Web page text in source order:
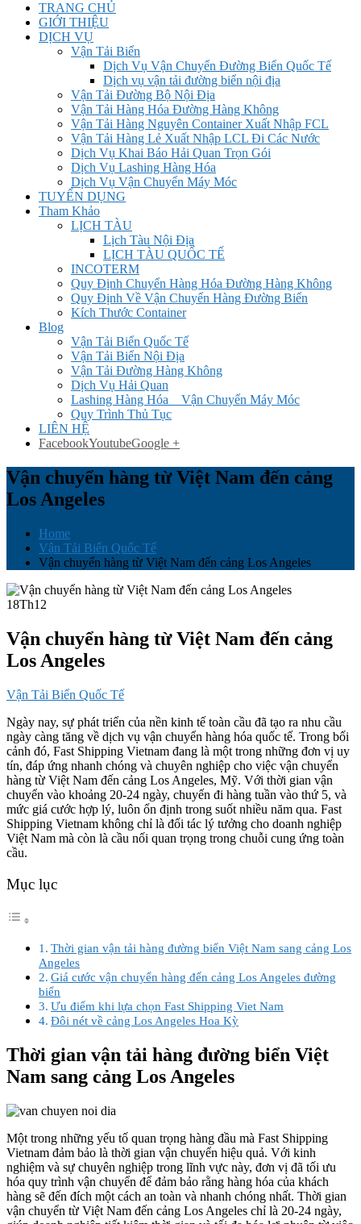
TRANG CHỦ
GIỚI THIỆU
DỊCH VỤ
Vận Tải Biển
Dịch Vụ Vận Chuyển Đường Biển Quốc Tế
Dịch vụ vận tải đường biển nội địa
Vận Tải Đường Bộ Nội Địa
Vận Tải Hàng Hóa Đường Hàng Không
Vận Tải Hàng Nguyên Container Xuất Nhập FCL
Vận Tải Hàng Lẻ Xuất Nhập LCL Đi Các Nước
Dịch Vụ Khai Báo Hải Quan Trọn Gói
Dịch Vụ Lashing Hàng Hóa
Dịch Vụ Vận Chuyển Máy Móc
TUYỂN DỤNG
Tham Khảo
LỊCH TÀU
Lịch Tàu Nội Địa
LỊCH TÀU QUỐC TẾ
INCOTERM
Quy Định Chuyển Hàng Hóa Đường Hàng Không
Quy Định Về Vận Chuyển Hàng Đường Biển
Kích Thước Container
Blog
Vận Tải Biển Quốc Tế
Vận Tải Biển Nội Địa
Vận Tải Đường Hàng Không
Dịch Vụ Hải Quan
Lashing Hàng Hóa _ Vận Chuyển Máy Móc
Quy Trình Thủ Tục
LIÊN HỆ
FacebookYoutubeGoogle +
Vận chuyển hàng từ Việt Nam đến cảng
Los Angeles
Home
Vận Tải Biển Quốc Tế
Vận chuyển hàng từ Việt Nam đến cảng Los Angeles
18Th12
Vận chuyển hàng từ Việt Nam đến cảng
Los Angeles
Vận Tải Biển Quốc Tế
Ngày nay, sự phát triển của nền kinh tế toàn cầu đã tạo ra nhu cầu
ngày càng tăng về dịch vụ vận chuyển hàng hóa quốc tế. Trong bối
cảnh đó, Fast Shipping Vietnam đang là một trong những đơn vị uy
tín, đáp ứng nhanh chóng và chuyên nghiệp cho việc vận chuyển
hàng từ Việt Nam đến cảng Los Angeles, Mỹ. Với thời gian vận
chuyển vào khoảng 20-24 ngày, chuyến đi hàng tuần vào thứ 5, và
mức giá cước hợp lý, luôn ổn định trong suốt nhiều năm qua. Fast
Shipping Vietnam không chỉ là đối tác lý tưởng cho doanh nghiệp
Việt Nam mà còn là cầu nối quan trọng trong chuỗi cung ứng toàn
cầu.
Mục lục
Thời gian vận tải hàng đường biển Việt Nam sang cảng Los
Angeles
Giá cước vận chuyển hàng đến cảng Los Angeles đường
biển
Ưu điểm khi lựa chọn Fast Shipping Viet Nam
Đôi nét về cảng Los Angeles Hoa Kỳ
Thời gian vận tải hàng đường biển Việt
Nam sang cảng Los Angeles
Một trong những yếu tố quan trọng hàng đầu mà Fast Shipping
Vietnam đảm bảo là thời gian vận chuyển hiệu quả. Với kinh
nghiệm và sự chuyên nghiệp trong lĩnh vực này, đơn vị đã tối ưu
hóa quy trình vận chuyển để đảm bảo rằng hàng hóa của khách
hàng sẽ đến đích một cách an toàn và nhanh chóng nhất. Thời gian
vận chuyển từ Việt Nam đến cảng Los Angeles chỉ là 20-24 ngày,